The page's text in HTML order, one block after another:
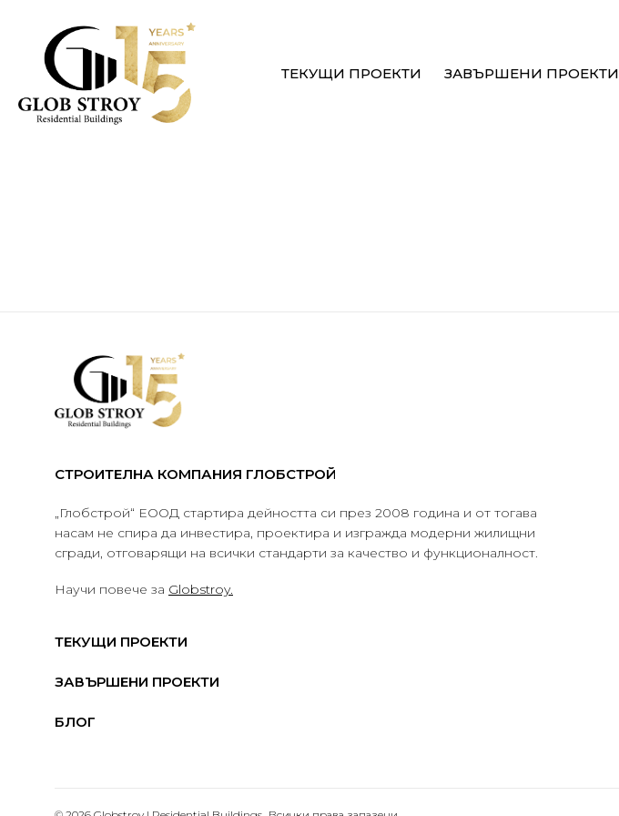
ТЕКУЩИ ПРОЕКТИ ЗАВЪРШЕНИ ПРОЕКТИ
СТРОИТЕЛНА КОМПАНИЯ ГЛОБСТРОЙ
„Глобстрой“ ЕООД стартира дейността си през 2008 година и от тогава
насам не спира да инвестира, проектира и изгражда модерни жилищни
сгради, отговарящи на всички стандарти за качество и функционалност.
Научи повече за Globstroy.
ТЕКУЩИ ПРОЕКТИ
ЗАВЪРШЕНИ ПРОЕКТИ
БЛОГ